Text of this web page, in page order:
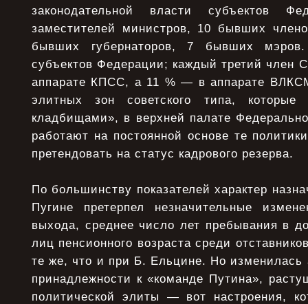
законодательной власти субъектов
заместителей министров, 10 бывших
бывших губернаторов, 7 бывших
субъектов Федерации; каждый третий член
аппарате КПСС, а 11 % — в аппарате
элитных зон советского типа, которые
кладбищами», в верхней палате
работают на постоянной основе те
претендовать на статус кадрового резерва.
По большинству показателей характер
Пугине претерпел незначительные
выхода, среднее число лет пребывания в
лиц пенсионного возраста среди
те же, что и при Б. Ельцине. Но
принадлежности к «команде Путина»,
политической элиты — вот настроения,